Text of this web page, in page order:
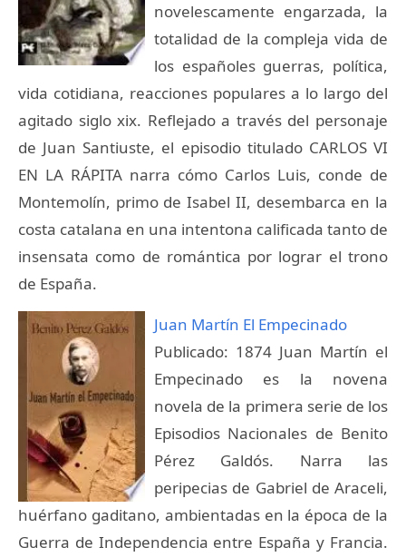
novelescamente engarzada, la
totalidad de la compleja vida de
los españoles guerras, política,
vida cotidiana, reacciones populares a lo largo del
agitado siglo xix. Reflejado a través del personaje
de Juan Santiuste, el episodio titulado CARLOS VI
EN LA RÁPITA narra cómo Carlos Luis, conde de
Montemolín, primo de Isabel II, desembarca en la
costa catalana en una intentona calificada tanto de
insensata como de romántica por lograr el trono
de España.
Juan Martín El Empecinado
Publicado: 1874 Juan Martín el
Empecinado es la novena
novela de la primera serie de los
Episodios Nacionales de Benito
Pérez Galdós. Narra las
peripecias de Gabriel de Araceli,
huérfano gaditano, ambientadas en la época de la
Guerra de Independencia entre España y Francia.